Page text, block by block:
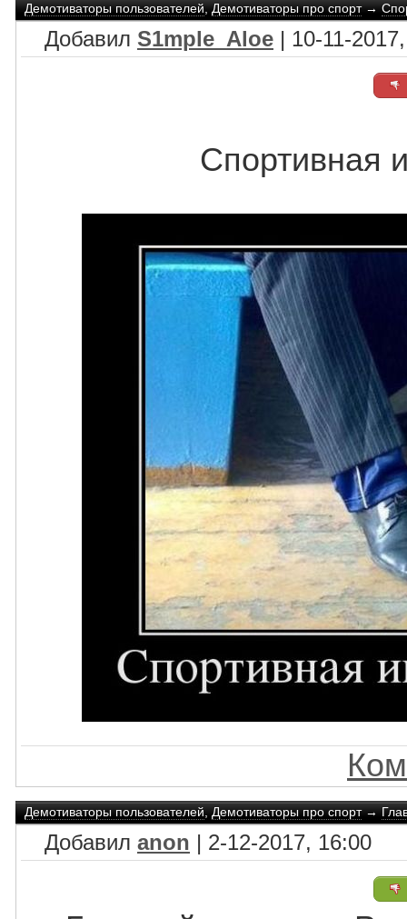
Демотиваторы пользователей,Демотиваторы про спорт→
Добавил S1mple_Aloe | 10-11-
Спортивная
Демотиваторы пользователей,Демотиваторы про спорт→
Добавил anon | 2-12-2017, 16:00